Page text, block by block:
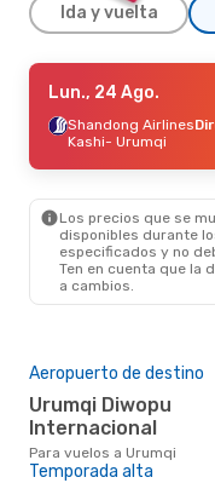
Ida y vuelta
Vie., 18 Sep.- Vie.,
China Eastern
Directo
China Eastern
- Wuhan
Lun., 24 Ago.
Shandong Airlines
Kashi- Urumqi
Los precios que se
disponibles durante
especificados y no
Ten en cuenta que la
a cambios.
Aeropuerto de destino
Urumqi Diwopu
Internacional
Para vuelos a Urumqi
Temporada alta